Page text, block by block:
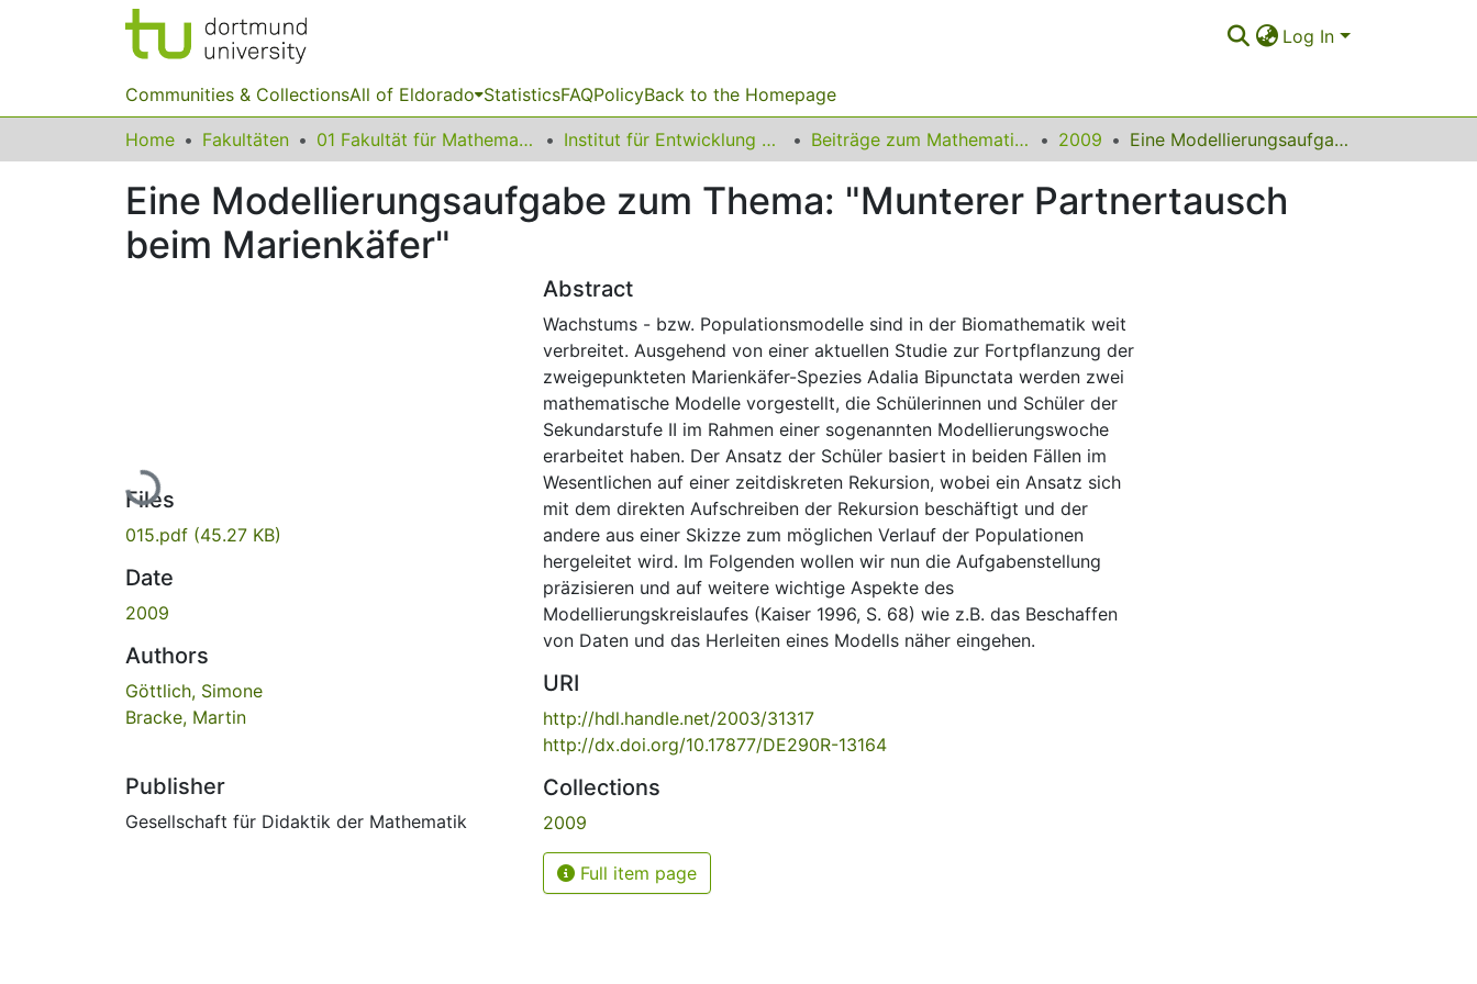
Log In
Communities & CollectionsAll of Eldorado StatisticsFAQPolicyBack to the Homepage
Home Fakultäten 01 Fakultät für Mathematik Institut für Entwicklung und Erforschung des Mathematikunterrichts Beiträge zum Mathematikunterricht 2009 Eine Modellierungsaufgabe zum Thema: "Munterer Partnertausch beim Marienkäfer"
Eine Modellierungsaufgabe zum Thema: "Munterer Partnertausch
beim Marienkäfer"
Loading...
Files
015.pdf (45.27 KB)
Date
2009
Authors
Göttlich, Simone
Bracke, Martin
Publisher
Gesellschaft für Didaktik der Mathematik
Abstract
Wachstums - bzw. Populationsmodelle sind in der Biomathematik weit
verbreitet. Ausgehend von einer aktuellen Studie zur Fortpflanzung der
zweigepunkteten Marienkäfer-Spezies Adalia Bipunctata werden zwei
mathematische Modelle vorgestellt, die Schülerinnen und Schüler der
Sekundarstufe II im Rahmen einer sogenannten Modellierungswoche
erarbeitet haben. Der Ansatz der Schüler basiert in beiden Fällen im
Wesentlichen auf einer zeitdiskreten Rekursion, wobei ein Ansatz sich
mit dem direkten Aufschreiben der Rekursion beschäftigt und der
andere aus einer Skizze zum möglichen Verlauf der Populationen
hergeleitet wird. Im Folgenden wollen wir nun die Aufgabenstellung
präzisieren und auf weitere wichtige Aspekte des
Modellierungskreislaufes (Kaiser 1996, S. 68) wie z.B. das Beschaffen
von Daten und das Herleiten eines Modells näher eingehen.
URI
http://hdl.handle.net/2003/31317
http://dx.doi.org/10.17877/DE290R-13164
Collections
2009
Full item page